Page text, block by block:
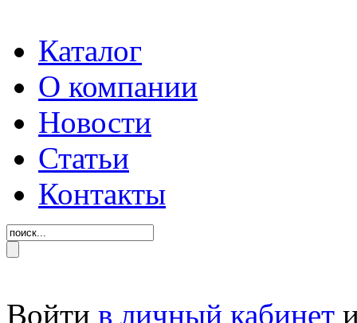
Каталог
О компании
Новости
Статьи
Контакты
Войти в личный кабинет